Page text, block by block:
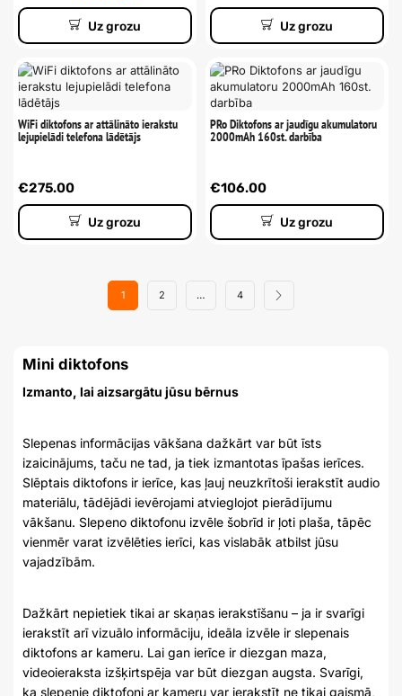
Uz grozu Uz grozu
WiFi diktofons ar attālināto ierakstu
lejupielādi telefona lādētājs
€275.00
Uz grozu
PRo Diktofons ar jaudīgu akumulatoru
2000mAh 160st. darbība
€106.00
Uz grozu
1 2 … 4
Mini diktofons
Izmanto, lai aizsargātu jūsu bērnus
Slepenas informācijas vākšana dažkārt var būt īsts
izaicinājums, taču ne tad, ja tiek izmantotas īpašas ierīces.
Slēptais diktofons ir ierīce, kas ļauj neuzkrītoši ierakstīt audio
materiālu, tādējādi ievērojami atvieglojot pierādījumu
vākšanu. Slepeno diktofonu izvēle šobrīd ir ļoti plaša, tāpēc
vienmēr varat izvēlēties ierīci, kas vislabāk atbilst jūsu
vajadzībām.
Dažkārt nepietiek tikai ar skaņas ierakstīšanu – ja ir svarīgi
ierakstīt arī vizuālo informāciju, ideāla izvēle ir slepenais
diktofons ar kameru. Lai gan ierīce ir diezgan maza,
videoieraksta izšķirtspēja var būt diezgan augsta. Svarīgi,
ka slepenie diktofoni ar kameru var ierakstīt ne tikai gaismā,